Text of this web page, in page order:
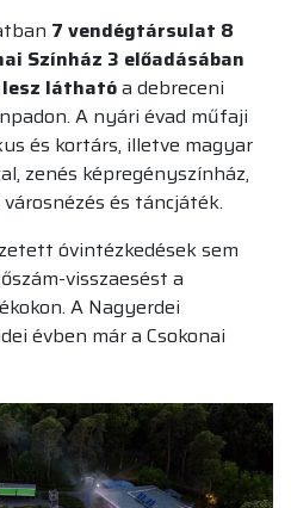
7 vendégtársulat 8
Színház 3 előadásában
lesz láthatóa debreceni
A nyári évad műfaji
és kortárs, illetve magyar
zenés képregényszínház,
és táncjáték.
óvintézkedések sem
visszaesést a
A Nagyerdei
évben már a Csokonai